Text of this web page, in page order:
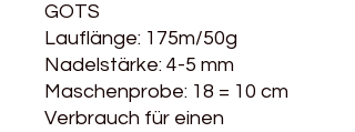
GOTS
Lauflänge: 175m/50g
Nadelstärke: 4-5 mm
Maschenprobe: 18 = 10 cm
Verbrauch für einen